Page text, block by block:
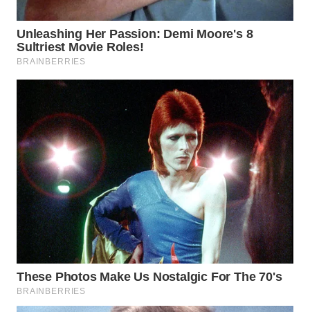
WN
MANDALIKA
LIKUPANG
WN
LABUANBAJO
WN
BORNEO
WAHANA
NEWS